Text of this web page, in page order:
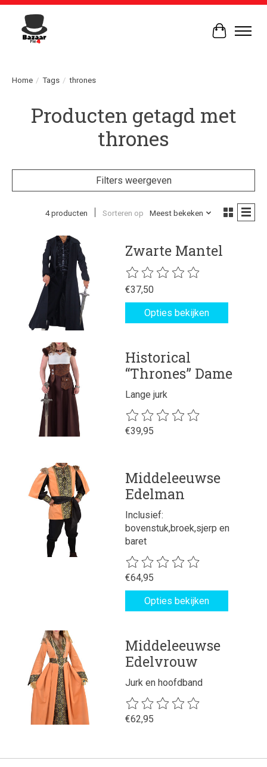
Home / Tags / thrones
Producten getagd met
thrones
Filters weergeven
4 producten Sorteren op Meest bekeken
Zwarte Mantel
De beoordeling van dit product is
€37,50
Opties bekijken
Historical
“Thrones” Dame
Lange jurk
De beoordeling van dit product is
€39,95
Middeleeuwse
Edelman
Inclusief:
bovenstuk,broek,sjerp en
baret
De beoordeling van dit product is
€64,95
Opties bekijken
Middeleeuwse
Edelvrouw
Jurk en hoofdband
De beoordeling van dit product is
€62,95